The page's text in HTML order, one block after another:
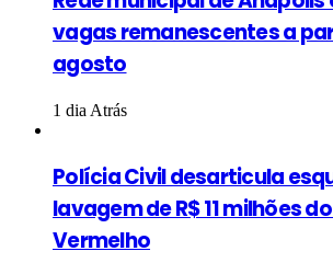
vagas remanescentes a
agosto
1 dia Atrás
Polícia Civil desarticula
lavagem de R$ 11 milhões
Vermelho